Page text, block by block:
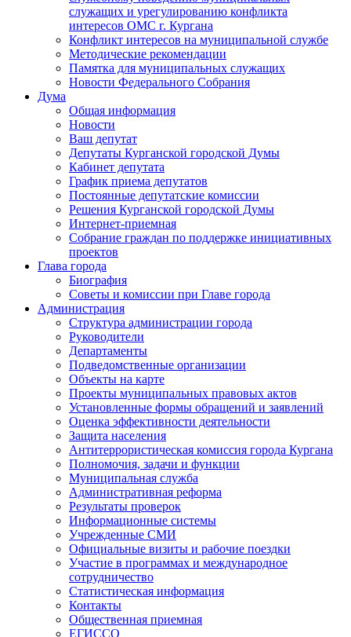
служащих и урегулированию конфликта
интересов ОМС г. Кургана
Конфликт интересов на муниципальной службе
Методические рекомендации
Памятка для муниципальных служащих
Новости Федерального Cобрания
Дума
Общая информация
Новости
Ваш депутат
Депутаты Курганской городской Думы
Кабинет депутата
График приема депутатов
Постоянные депутатские комиссии
Решения Курганской городской Думы
Интернет-приемная
Собрание граждан по поддержке инициативных
проектов
Глава города
Биография
Советы и комиссии при Главе города
Администрация
Структура администрации города
Руководители
Департаменты
Подведомственные организации
Объекты на карте
Проекты муниципальных правовых актов
Установленные формы обращений и заявлений
Оценка эффективности деятельности
Защита населения
Антитеррористическая комиссия города Кургана
Полномочия, задачи и функции
Муниципальная служба
Административная реформа
Результаты проверок
Информационные системы
Учрежденные СМИ
Официальные визиты и рабочие поездки
Участие в программах и международное
сотрудничество
Статистическая информация
Контакты
Общественная приемная
ЕГИССО